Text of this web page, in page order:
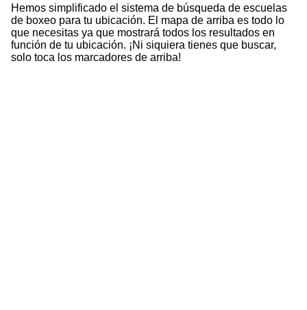
Hemos simplificado el sistema de búsqueda de escuelas
de boxeo para tu ubicación. El mapa de arriba es todo lo
que necesitas ya que mostrará todos los resultados en
función de tu ubicación. ¡Ni siquiera tienes que buscar,
solo toca los marcadores de arriba!